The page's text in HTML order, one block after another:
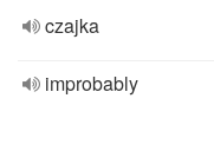
czajka
improbably